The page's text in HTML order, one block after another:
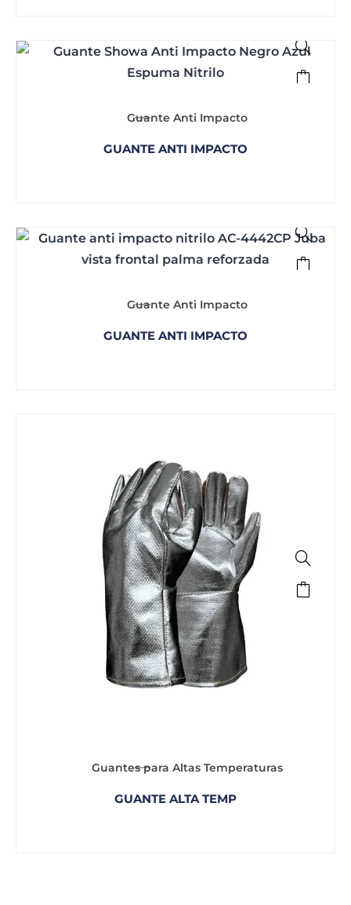
Guante Anti Impacto
GUANTE ANTI IMPACTO
Guante Anti Impacto
GUANTE ANTI IMPACTO
Guantes para Altas Temperaturas
GUANTE ALTA TEMP